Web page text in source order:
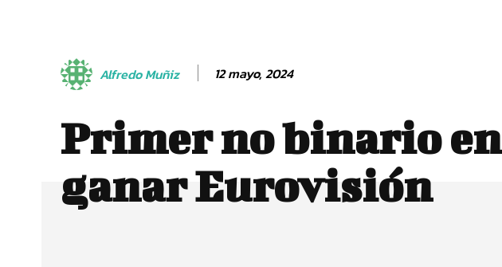
Alfredo Muñiz 12 mayo, 2024
Primer no binario en
ganar Eurovisión